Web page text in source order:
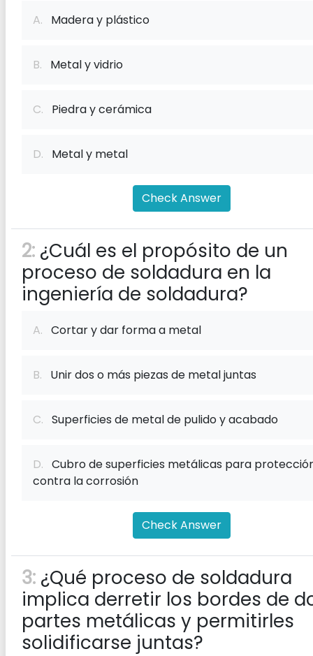
A. Madera y plástico
B. Metal y vidrio
C. Piedra y cerámica
D. Metal y metal
Check Answer
2: ¿Cuál es el propósito de un
proceso de soldadura en la
ingeniería de soldadura?
A. Cortar y dar forma a metal
B. Unir dos o más piezas de metal juntas
C. Superficies de metal de pulido y acabado
D. Cubro de superficies metálicas para
contra la corrosión
Check Answer
3: ¿Qué proceso de soldadura
implica derretir los bordes de
partes metálicas y permitirles
solidificarse juntas?